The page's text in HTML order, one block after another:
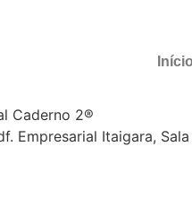
Início
Caderno 2®
Empresarial Itaigara,